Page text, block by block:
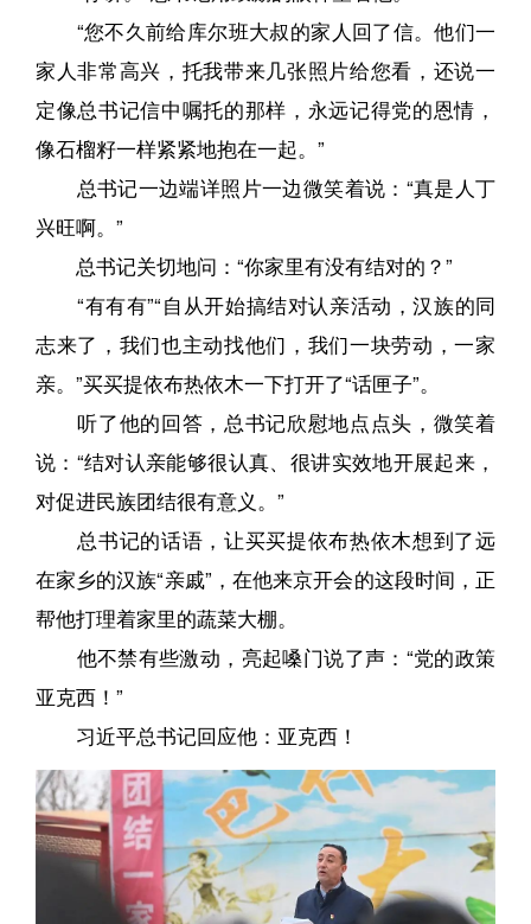
“您不久前给库尔班大叔的家人回了信。他们一
家人非常高兴，托我带来几张照片给您看，还说一
定像总书记信中嘱托的那样，永远记得党的恩情，
像石榴籽一样紧紧地抱在一起。”
总书记一边端详照片一边微笑着说：“真是人丁
兴旺啊。”
总书记关切地问：“你家里有没有结对的？”
“有有有”“自从开始搞结对认亲活动，汉族的同
志来了，我们也主动找他们，我们一块劳动，一家
亲。”买买提依布热依木一下打开了“话匣子”。
听了他的回答，总书记欣慰地点点头，微笑着
说：“结对认亲能够很认真、很讲实效地开展起来，
对促进民族团结很有意义。”
总书记的话语，让买买提依布热依木想到了远
在家乡的汉族“亲戚”，在他来京开会的这段时间，正
帮他打理着家里的蔬菜大棚。
他不禁有些激动，亮起嗓门说了声：“党的政策
亚克西！”
习近平总书记回应他：亚克西！